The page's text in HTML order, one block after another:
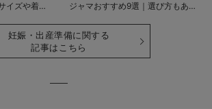
イズや着る
ジャマおすすめ9選｜選び方もあわ
妊娠・出産準備に関する
記事はこちら